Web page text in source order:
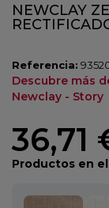
NEWCLAY
Referencia:
Descubre más
Newclay - Story
36,71
Productos en